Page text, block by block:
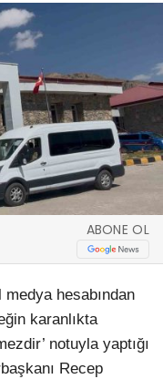
ABONE OL
hesabından
karanlıkta
notuyla yaptığı
Recep